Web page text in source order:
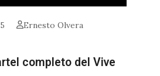
Ernesto Olvera
completo del Vive